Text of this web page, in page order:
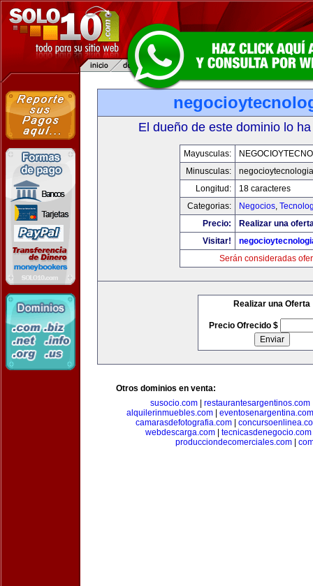
El dueño de este dominio lo
Mayusculas:
Minusculas:
Longitud:
18 caracteres
Categorias:
Negocios,
Precio:
Realizar una
Visitar!
Serán consideradas
Realizar una Oferta
Precio Ofrecido $
Otros dominios en venta:
susocio.com
restaurantesargentinos.com
alquilerinmuebles.com
eventosenargentina.com
camarasdefotografia.com|
webdescarga.com| tecnicasdenegocio.com
producciondecomerciales.com|